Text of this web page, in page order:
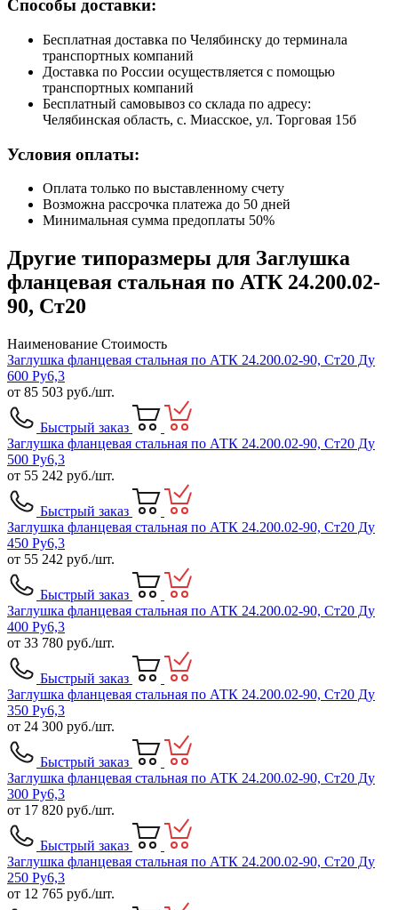
Способы доставки:
Бесплатная доставка по Челябинску до терминала
транспортных компаний
Доставка по России осуществляется с помощью
транспортных компаний
Бесплатный самовывоз со склада по адресу:
Челябинская область, с. Миасское, ул. Торговая 15б
Условия оплаты:
Оплата только по выставленному счету
Возможна рассрочка платежа до 50 дней
Минимальная сумма предоплаты 50%
Другие типоразмеры для Заглушка
фланцевая стальная по АТК 24.200.02-
90, Ст20
Наименование Стоимость
Заглушка фланцевая стальная по АТК 24.200.02-90, Ст20 Ду
600 Ру6,3
от 85 503 руб./шт.
Быстрый заказ
Заглушка фланцевая стальная по АТК 24.200.02-90, Ст20 Ду
500 Ру6,3
от 55 242 руб./шт.
Быстрый заказ
Заглушка фланцевая стальная по АТК 24.200.02-90, Ст20 Ду
450 Ру6,3
от 55 242 руб./шт.
Быстрый заказ
Заглушка фланцевая стальная по АТК 24.200.02-90, Ст20 Ду
400 Ру6,3
от 33 780 руб./шт.
Быстрый заказ
Заглушка фланцевая стальная по АТК 24.200.02-90, Ст20 Ду
350 Ру6,3
от 24 300 руб./шт.
Быстрый заказ
Заглушка фланцевая стальная по АТК 24.200.02-90, Ст20 Ду
300 Ру6,3
от 17 820 руб./шт.
Быстрый заказ
Заглушка фланцевая стальная по АТК 24.200.02-90, Ст20 Ду
250 Ру6,3
от 12 765 руб./шт.